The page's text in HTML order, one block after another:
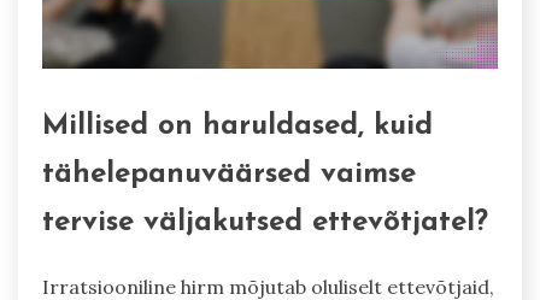
Millised on haruldased, kuid
tähelepanuväärsed vaimse
tervise väljakutsed ettevõtjatel?
Irratsiooniline hirm mõjutab oluliselt ettevõtjaid,